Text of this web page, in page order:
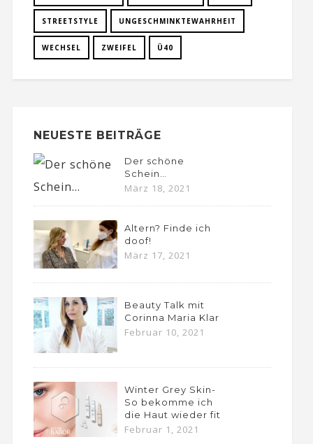
STREETSTYLE UNGESCHMINKTEWAHRHEIT
WECHSEL ZWEIFEL Ü40
NEUESTE BEITRÄGE
Der schöne
Schein…
März 18, 2021
Altern? Finde ich
doof!
März 17, 2021
Beauty Talk mit
Corinna Maria Klar
Februar 10, 2021
Winter Grey Skin-
So bekomme ich
die Haut wieder fit
Februar 1, 2021